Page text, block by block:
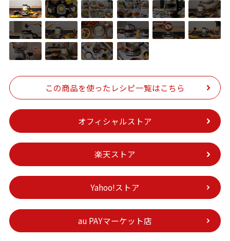
この商品を使ったレシピ一覧はこちら
オフィシャルストア
楽天ストア
Yahoo!ストア
au PAYマーケット店